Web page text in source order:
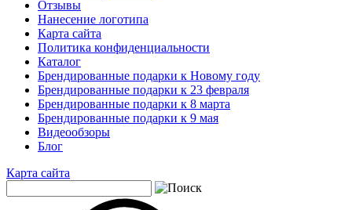
Отзывы
Нанесение логотипа
Карта сайта
Политика конфиденциальности
Каталог
Брендированные подарки к Новому году
Брендированные подарки к 23 февраля
Брендированные подарки к 8 марта
Брендированные подарки к 9 мая
Видеообзоры
Блог
Карта сайта